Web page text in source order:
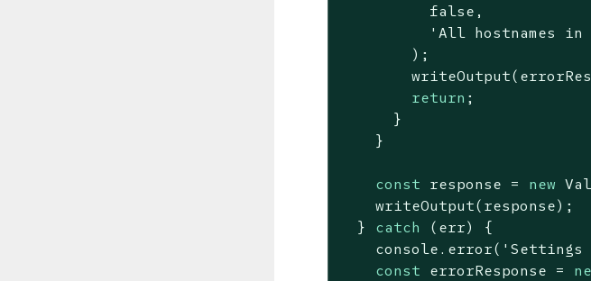
false ,
'All hostnames in
        );
return ;
      }
    }
const response = new
    writeOutput(response);
  }
catch
(err) {
console .error(
const errorResponse =